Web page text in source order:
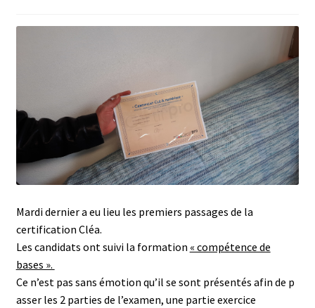
Mardi dernier a eu lieu les premiers passages de la
certification Cléa.
Les candidats ont suivi la formation « compétence de
bases ».
Ce n’est pas sans émotion qu’il se sont présentés afin de p
asser les 2 parties de l’examen, une partie exercice